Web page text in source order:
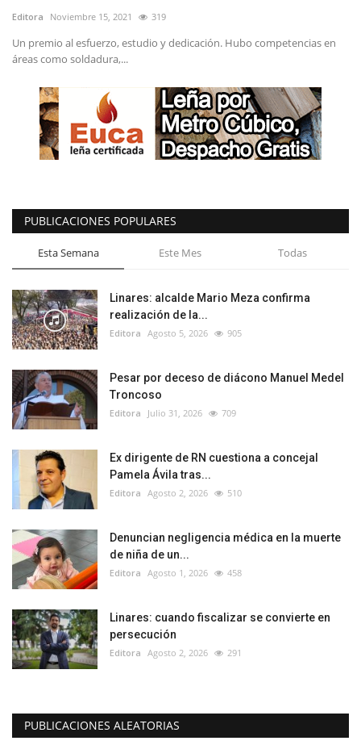
Editora Noviembre 15, 2021 319
Un premio al esfuerzo, estudio y dedicación. Hubo competencias en
áreas como soldadura,...
PUBLICACIONES POPULARES
Esta Semana Este Mes Todas
Linares: alcalde Mario Meza confirma
realización de la...
Editora Agosto 5, 2026 905
Pesar por deceso de diácono Manuel Medel
Troncoso
Editora Julio 31, 2026 709
Ex dirigente de RN cuestiona a concejal
Pamela Ávila tras...
Editora Agosto 2, 2026 510
Denuncian negligencia médica en la muerte
de niña de un...
Editora Agosto 1, 2026 458
Linares: cuando fiscalizar se convierte en
persecución
Editora Agosto 2, 2026 291
PUBLICACIONES ALEATORIAS